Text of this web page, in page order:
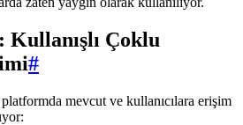
Kullanışlı Çoklu
#
mevcut ve kullanıcılara erişim